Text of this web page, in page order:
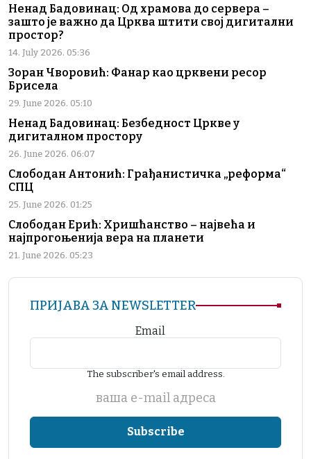
Ненад Бадовинац: Од храмова до сервера –
зашто је важно да Црква штити свој дигитални
простор?
14. July 2026. 05:36
Зоран Чворовић: Фанар као црквени ресор
Брисела
29. June 2026. 05:10
Ненад Бадовинац: Безбедност Цркве у
дигиталном простору
26. June 2026. 06:07
Слободан Антонић: Грађанистичка „реформа“
СПЦ
25. June 2026. 01:25
Слободан Ерић: Хришћанство – највећа и
најпрогоњенија вера на планети
21. June 2026. 05:23
ПРИЈАВА ЗА NEWSLETTER
Email
The subscriber's email address.
ваша е-mail адреса